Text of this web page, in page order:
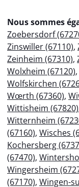
Nous sommes
Zoebersdorf
Zinswiller (67110),
Zeinheim (67310),
Wolxheim (67120),
Wolfskirchen
Wœrth (67360),
Wittisheim (67820)
Witternheim
(67160), Wisches
Kochersberg
(67470),
Wingersheim
(67170), Wingen-